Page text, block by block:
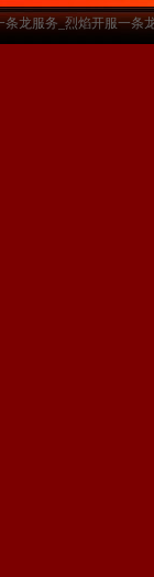
龙服务_烈焰开服一条